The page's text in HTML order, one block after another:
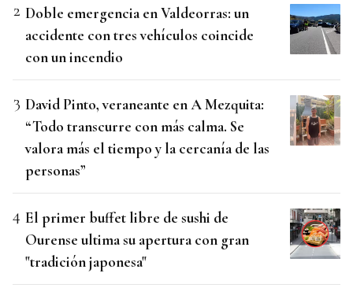
Doble emergencia en Valdeorras: un
accidente con tres vehículos coincide
con un incendio
David Pinto, veraneante en A Mezquita:
“Todo transcurre con más calma. Se
valora más el tiempo y la cercanía de las
personas”
El primer buffet libre de sushi de
Ourense ultima su apertura con gran
"tradición japonesa"